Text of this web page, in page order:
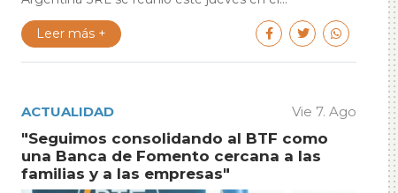
Leer más +
ACTUALIDAD Vie 7. Ago
"Seguimos consolidando al BTF como
una Banca de Fomento cercana a las
familias y a las empresas"